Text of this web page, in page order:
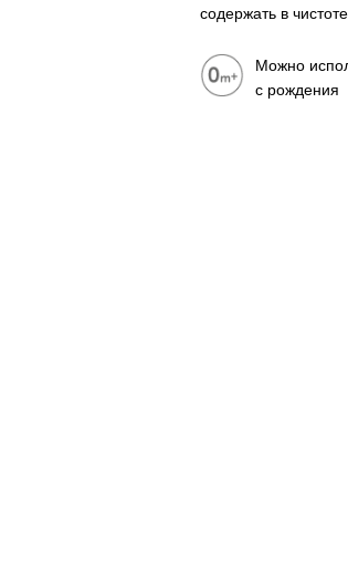
содержать в
Можно
с рождения